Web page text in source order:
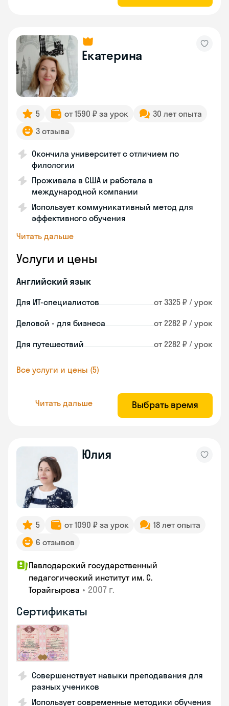
Екатерина
5 от 1590 ₽ за урок
30 лет опыта
3 отзыва
Окончила университет с отличием по
филологии
Проживала в США и работала в
международной компании
Использует коммуникативный метод для
эффективного обучения
Читать дальше
Услуги и цены
Английский язык
Для ИТ-специалистов от 3325 ₽ / урок
Деловой - для бизнеса от 2282 ₽ / урок
Для путешествий от 2282 ₽ / урок
Все услуги и цены (5)
Читать дальше Выбрать время
Юлия
5 от 1090 ₽ за урок
18 лет опыта
6 отзывов
Павлодарский государственный
педагогический институт им. С.
Торайгырова • 2007 г.
Сертификаты
Совершенствует навыки преподавания для
разных учеников
Использует современные методики обучения